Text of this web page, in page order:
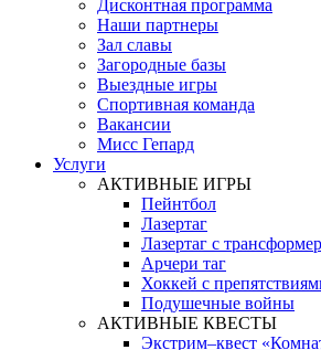
Дисконтная программа
Наши партнеры
Зал славы
Загородные базы
Выездные игры
Спортивная команда
Вакансии
Мисс Гепард
Услуги
АКТИВНЫЕ ИГРЫ
Пейнтбол
Лазертаг
Лазертаг с
Арчери таг
Хоккей с
Подушечные войны
АКТИВНЫЕ КВЕСТЫ
Экстрим–квест